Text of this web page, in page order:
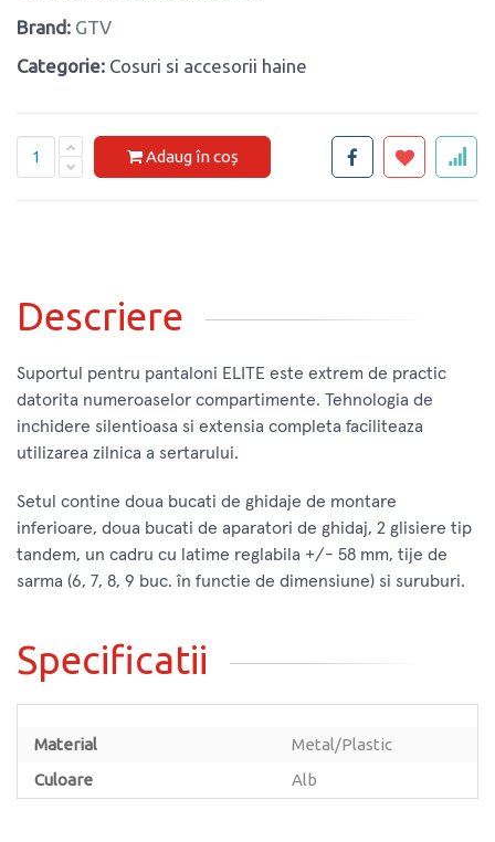
Brand: GTV
Categorie: Cosuri si accesorii haine
Adaug în coș
Descriere
Suportul pentru pantaloni ELITE este extrem de practic
datorita numeroaselor compartimente. Tehnologia de
inchidere silentioasa si extensia completa faciliteaza
utilizarea zilnica a sertarului.
Setul contine doua bucati de ghidaje de montare
inferioare, doua bucati de aparatori de ghidaj, 2 glisiere tip
tandem, un cadru cu latime reglabila +/- 58 mm, tije de
sarma (6, 7, 8, 9 buc. în functie de dimensiune) si suruburi.
Specificatii
Material
Metal/Plastic
Culoare
Alb